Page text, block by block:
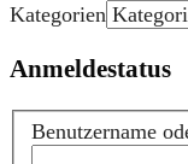
Kategorien
Anmeldestatus
Benutzername